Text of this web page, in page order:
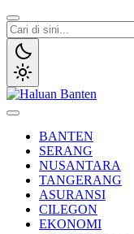
Lewati
ke
konten
BANTEN
SERANG
NUSANTARA
TANGERANG
ASURANSI
CILEGON
EKONOMI